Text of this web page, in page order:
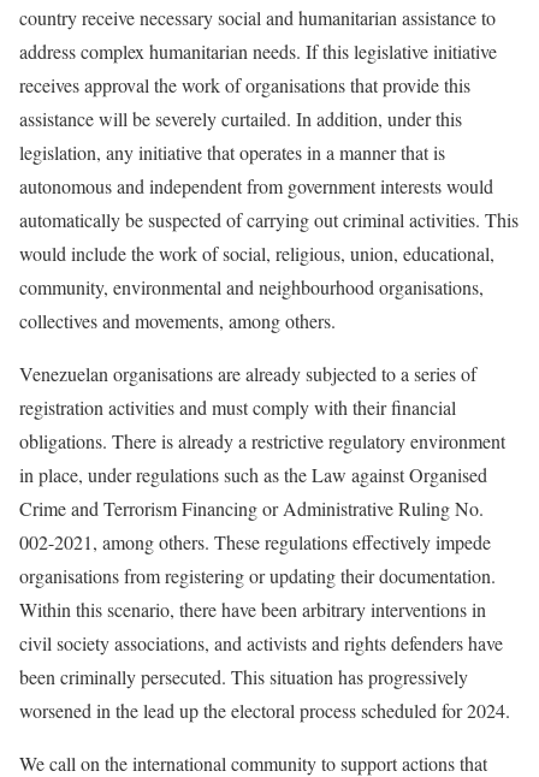
country receive necessary social and humanitarian assistance to
address complex humanitarian needs. If this legislative initiative
receives approval the work of organisations that provide this
assistance will be severely curtailed. In addition, under this
legislation, any initiative that operates in a manner that is
autonomous and independent from government interests would
automatically be suspected of carrying out criminal activities. This
would include the work of social, religious, union, educational,
community, environmental and neighbourhood organisations,
collectives and movements, among others.
Venezuelan organisations are already subjected to a series of
registration activities and must comply with their financial
obligations. There is already a restrictive regulatory environment
in place, under regulations such as the Law against Organised
Crime and Terrorism Financing or Administrative Ruling No.
002-2021, among others. These regulations effectively impede
organisations from registering or updating their documentation.
Within this scenario, there have been arbitrary interventions in
civil society associations, and activists and rights defenders have
been criminally persecuted. This situation has progressively
worsened in the lead up the electoral process scheduled for 2024.
We call on the international community to support actions that